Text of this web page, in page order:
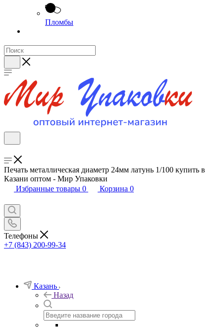
Пломбы
Печать металлическая диаметр 24мм латунь 1/100 купить в
Казани оптом - Мир Упаковки
Избранные товары 0 Корзина 0
Телефоны
+7 (843) 200-99-34
Казань
Назад